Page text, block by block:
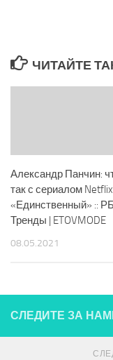
ЧИТАЙТЕ
Александр Панчин:
так с сериалом Netflix
«Единственный» ::
Тренды | ETOVMODE
08.05.2021
СЛЕДИТЕ ЗА